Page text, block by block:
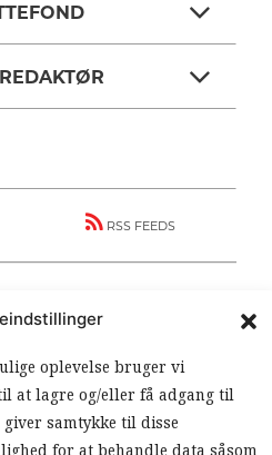
oplevelse bruger vi
at lagre og/eller få adgang til
samtykke til disse
for at behandle data såsom
RSS FEEDS